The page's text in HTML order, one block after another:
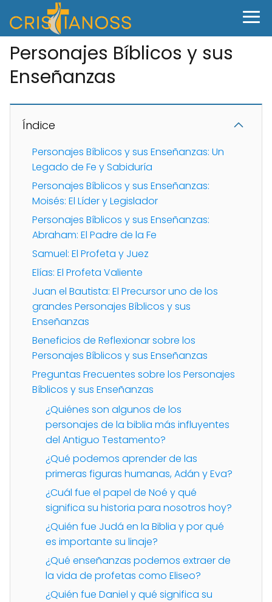
Personajes Bíblicos y sus
Enseñanzas
Índice
Personajes Bíblicos y sus Enseñanzas: Un
Legado de Fe y Sabiduría
Personajes Bíblicos y sus Enseñanzas:
Moisés: El Líder y Legislador
Personajes Bíblicos y sus Enseñanzas:
Abraham: El Padre de la Fe
Samuel: El Profeta y Juez
Elías: El Profeta Valiente
Juan el Bautista: El Precursor uno de los
grandes Personajes Bíblicos y sus
Enseñanzas
Beneficios de Reflexionar sobre los
Personajes Bíblicos y sus Enseñanzas
Preguntas Frecuentes sobre los Personajes
Bíblicos y sus Enseñanzas
¿Quiénes son algunos de los
personajes de la biblia más influyentes
del Antiguo Testamento?
¿Qué podemos aprender de las
primeras figuras humanas, Adán y Eva?
¿Cuál fue el papel de Noé y qué
significa su historia para nosotros hoy?
¿Quién fue Judá en la Biblia y por qué
es importante su linaje?
¿Qué enseñanzas podemos extraer de
la vida de profetas como Eliseo?
¿Quién fue Daniel y qué significa su